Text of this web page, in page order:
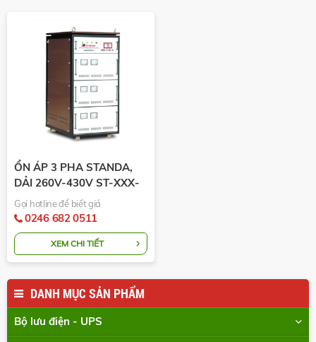
ỔN ÁP 3 PHA STANDA,
DẢI 260V-430V ST-XXX-
3F
Gọi hotline để biết giá
0246 682 0511
XEM CHI TIẾT
DANH MỤC SẢN PHẨM
Bộ lưu điện - UPS